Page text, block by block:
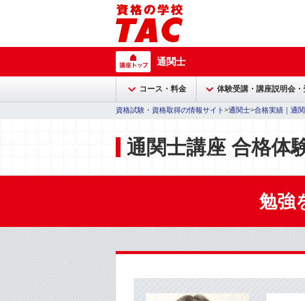
通関士
コース・料金 体験受講・講座説明会・
資格試験・資格取得の情報サイト >通関士>合格実績｜通
通関士講座 合格
勉強